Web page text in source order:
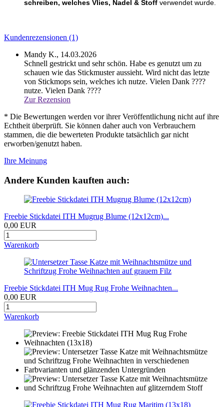
schreiben, welches Vlies, Nadel & Stoff verwendet wurde.
Kundenrezensionen (1)
Mandy K., 14.03.2026
Schnell gestrickt und sehr schön. Habe es genutzt um zu
schauen wie das Stickmuster aussieht. Wird nicht das letzte
von Stickmops sein, welches ich nutze. Vielen Dank ????
nutze. Vielen Dank ????
Zur Rezension
* Die Bewertungen werden vor ihrer Veröffentlichung nicht auf ihre
Echtheit überprüft. Sie können daher auch von Verbrauchern
stammen, die die bewerteten Produkte tatsächlich gar nicht
erworben/genutzt haben.
Ihre Meinung
Andere Kunden kauften auch:
Freebie Stickdatei ITH Mugrug Blume (12x12cm)...
0,00 EUR
Warenkorb
Freebie Stickdatei ITH Mug Rug Frohe Weihnachten...
0,00 EUR
Warenkorb